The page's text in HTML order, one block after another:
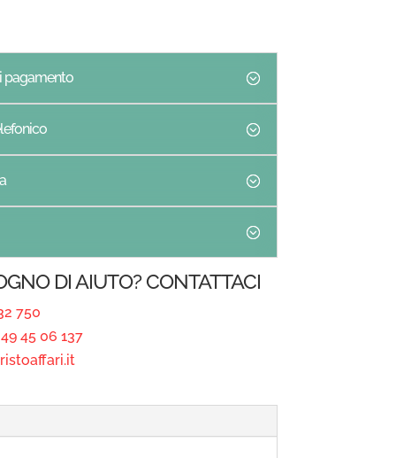
pagamento
DI AIUTO? CONTATTACI
750
45 06 137